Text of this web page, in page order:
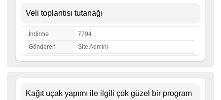
Veli toplantısı tutanağı
İndirme
7794
Gönderen
Site Admini
Kağıt uçak yapımı ile ilgili çok güzel bir program